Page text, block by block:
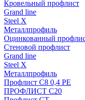
Кровельный профлист
Grand line
Steel X
Металлпрофиль
Оцинкованный
Стеновой профлист
Grand line
Steel X
Металлпрофиль
Профлист С8 0,4 РЕ
ПРОФЛИСТ С20